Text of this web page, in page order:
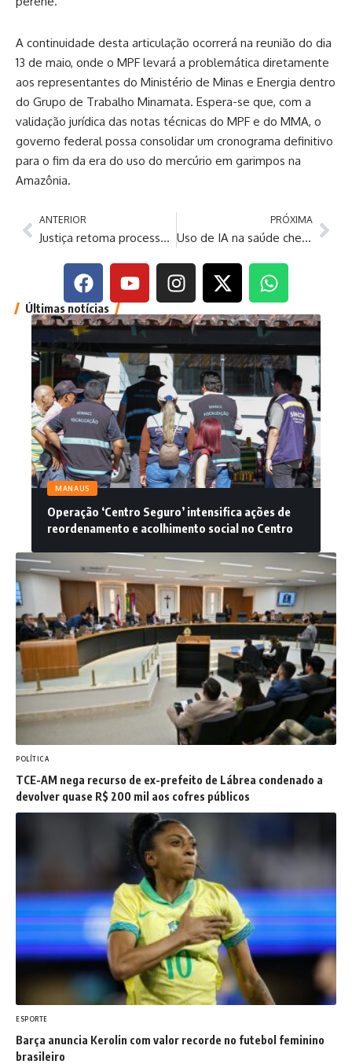
A continuidade desta articulação ocorrerá na reunião do dia
13 de maio, onde o MPF levará a problemática diretamente
aos representantes do Ministério de Minas e Energia dentro
do Grupo de Trabalho Minamata. Espera-se que, com a
validação jurídica das notas técnicas do MPF e do MMA, o
governo federal possa consolidar um cronograma definitivo
para o fim da era do uso do mercúrio em garimpos na
Amazônia.
ANTERIOR
Justiça retoma processo sobre a prática de cartéis em postos de combustíveis de Manaus
PRÓXIMA
Uso de IA na saúde chega a 18% dos estabelecimentos do país
Últimas notícias
MANAUS
Operação ‘Centro Seguro’ intensifica ações de
reordenamento e acolhimento social no Centro
POLÍTICA
TCE-AM nega recurso de ex-prefeito de Lábrea condenado a
devolver quase R$ 200 mil aos cofres públicos
ESPORTE
Barça anuncia Kerolin com valor recorde no futebol feminino
brasileiro